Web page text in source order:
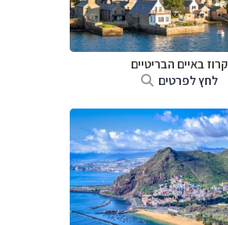
קרוז באיים הבריטיים
לחץ לפרטים